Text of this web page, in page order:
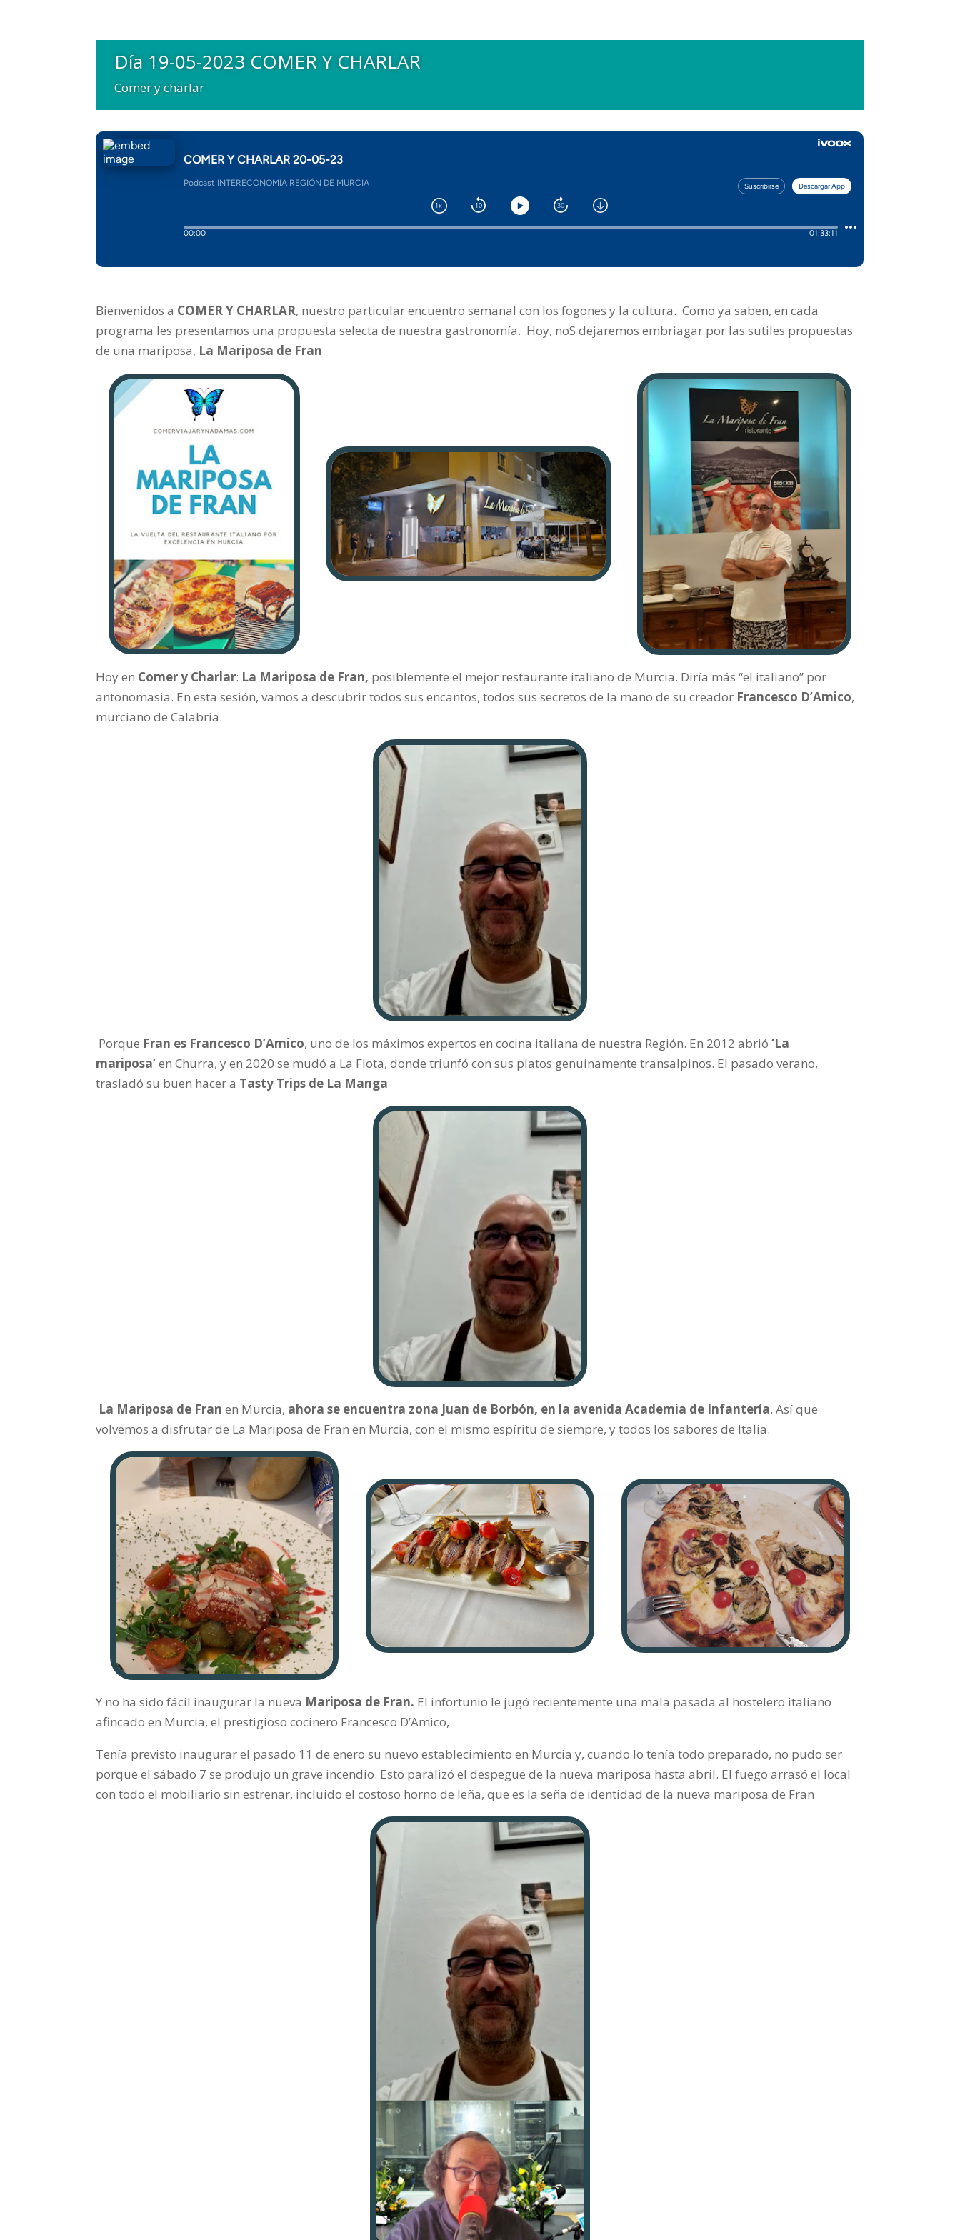
Día 19-05-2023 COMER Y CHARLAR
Comer y charlar
Bienvenidos a COMER Y CHARLAR, nuestro particular encuentro semanal con los fogones y la cultura. Como ya saben, en cada
programa les presentamos una propuesta selecta de nuestra gastronomía. Hoy, noS dejaremos embriagar por las sutiles propuestas
de una mariposa, La Mariposa de Fran
Hoy en Comer y Charlar: La Mariposa de Fran, posiblemente el mejor restaurante italiano de Murcia. Diría más “el italiano” por
antonomasia. En esta sesión, vamos a descubrir todos sus encantos, todos sus secretos de la mano de su creador Francesco D’Amico,
murciano de Calabria.
Porque Fran es Francesco D’Amico, uno de los máximos expertos en cocina italiana de nuestra Región. En 2012 abrió ‘La
mariposa’en Churra, y en 2020 se mudó a La Flota, donde triunfó con sus platos genuinamente transalpinos. El pasado verano,
trasladó su buen hacer a Tasty Trips de La Manga
La Mariposa de Fran en Murcia, ahora se encuentra zona Juan de Borbón, en la avenida Academia de Infantería. Así que
volvemos a disfrutar de La Mariposa de Fran en Murcia, con el mismo espíritu de siempre, y todos los sabores de Italia.
Y no ha sido fácil inaugurar la nueva Mariposa de Fran. El infortunio le jugó recientemente una mala pasada al hostelero italiano
afincado en Murcia, el prestigioso cocinero Francesco D’Amico,
Tenía previsto inaugurar el pasado 11 de enero su nuevo establecimiento en Murcia y, cuando lo tenía todo preparado, no pudo ser
porque el sábado 7 se produjo un grave incendio. Esto paralizó el despegue de la nueva mariposa hasta abril. El fuego arrasó el local
con todo el mobiliario sin estrenar, incluido el costoso horno de leña, que es la seña de identidad de la nueva mariposa de Fran